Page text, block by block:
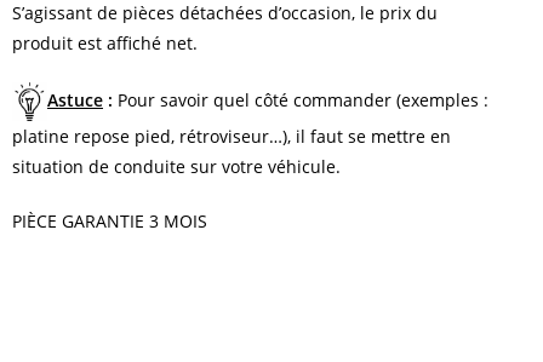
S’agissant de pièces détachées d’occasion, le prix du
produit est affiché net.
Astuce : Pour savoir quel côté commander (exemples :
platine repose pied, rétroviseur…), il faut se mettre en
situation de conduite sur votre véhicule.
PIÈCE GARANTIE 3 MOIS